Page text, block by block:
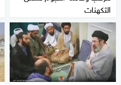
التكهنات